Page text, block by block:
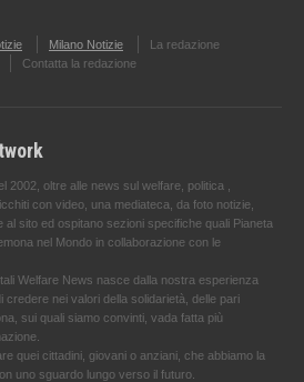
Milano Notizie
La redazione
Contatta la redazione
2002, oltre alle news sul welfare, politica ,
con video, una mediateca, da foto notizie,
al sito ed ospitano sezioni specifiche quali Pianeta
nel Mondo in collaborazione con le
Welfare News nasce dalla nostra esperienza
nei valori della solidarietà, delle pari
sui quali siamo convinti, vada fatta più
quei cittadini, giovani o anziani, che abbiamo la
uno sguardo lungo verso il futuro.